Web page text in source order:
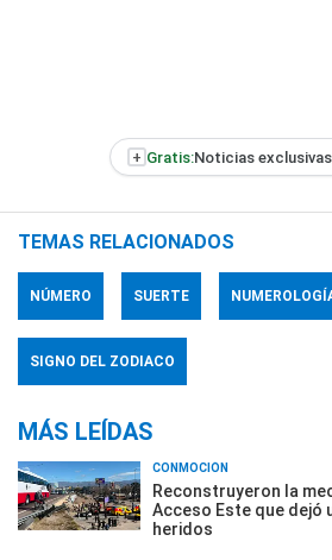
+ Gratis:Noticias
TEMAS RELACIONADOS
NÚMERO SUERTE
SIGNO DEL ZODIACO
MÁS LEÍDAS
CONMOCIÓN
Reconstruyeron la
Acceso Este que dejó
heridos